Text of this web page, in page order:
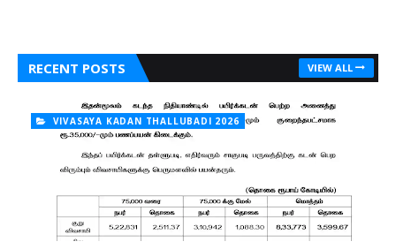
RECENT POSTS VIEW ALL
VIVASAYA KADAN THALLUBADI 2026